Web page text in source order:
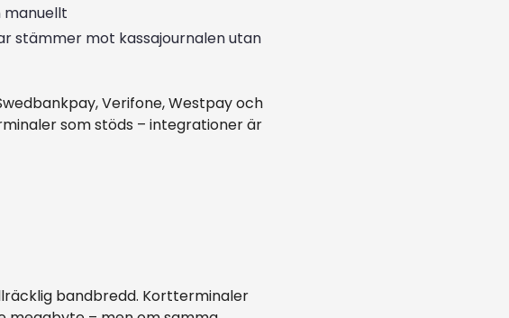
manuellt
stämmer mot kassajournalen utan
Verifone, Westpay och
som stöds – integrationer är
bandbredd. Kortterminaler